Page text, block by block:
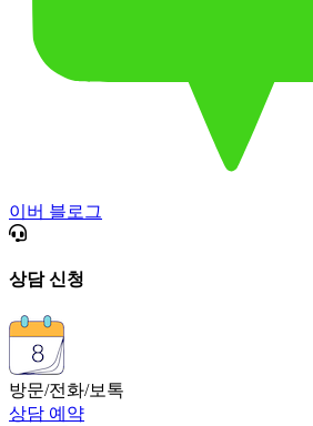
이버 블로그
상담 신청
방문/전화/보톡
상담 예약